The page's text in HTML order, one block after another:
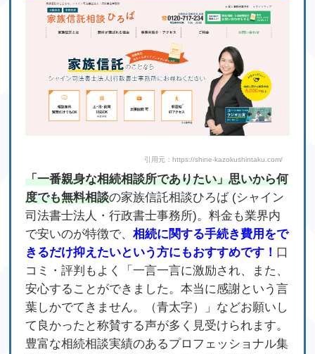
引用元：https://shine-kazokushintaku.com/
「一番親身な相続相談所でありたい」思いから何
度でも無料相談の家族信託相談ひろば (シャイン
司法書士法人・行政書士事務所)。料金も業界内
で安いのが特徴で、相続に関する手続き費用をで
きるだけ抑えたいという方にもおすすめです！ 口
コミ・評判もよく「一言一言に激励され、また、
安心することができました。本当に感謝という言
葉しかでてきません。（青太字）」などお願いし
て良かったと称賛する声が多く見受けられます。
豊富な相続相談実績のあるプロフェッショナル集